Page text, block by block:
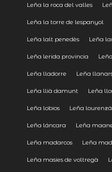
Leña la roca del valles
Leña la torre de lespanyol
Leña lalt penedès Leña
Leña lerida provincia
Leña lladorre Leña
Leña llià damunt Leña
Leña lobios Leña lourenzá
Leña láncara Leña
Leña madarcos Leña
Leña masies de voltregà